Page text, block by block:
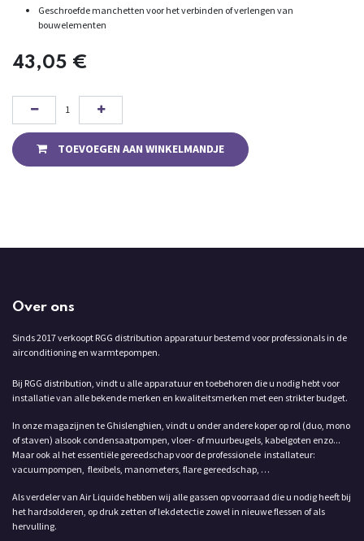
Geschroefde manchetten voor het verbinden of verlengen van
bouwelementen
43,05 €
TOEVOEGEN AAN WINKELMANDJE
Over ons
Sinds 2017 verkoopt RGG distribution apparatuur bestemd voor professionals in de
airconditioning en warmtepompen.
Bij RGG distribution, vindt u alle apparatuur en toebehoren die u nodig hebt voor
installatie van alle bekende merken en kwaliteitsmerken met een strikter budget.
In onze magazijnen te Ghislenghien, vindt u onder andere koper op rol (duo, mono
of staven) alsook condensaatpompen, vloer- of muurbeugels, kabelgoten enzo...
Maar ook al het essentiële gereedschap voor de professionele installateur:
vacuumpompen, flexibels, manometers, flare gereedschap, …
Als verdeler van Air Liquide hebben wij alle gassen op voorraad die u nodig heeft bij
het hardsolderen, op druk zetten of lekdetectie zowel in nieuwe flessen of als
hervulling.